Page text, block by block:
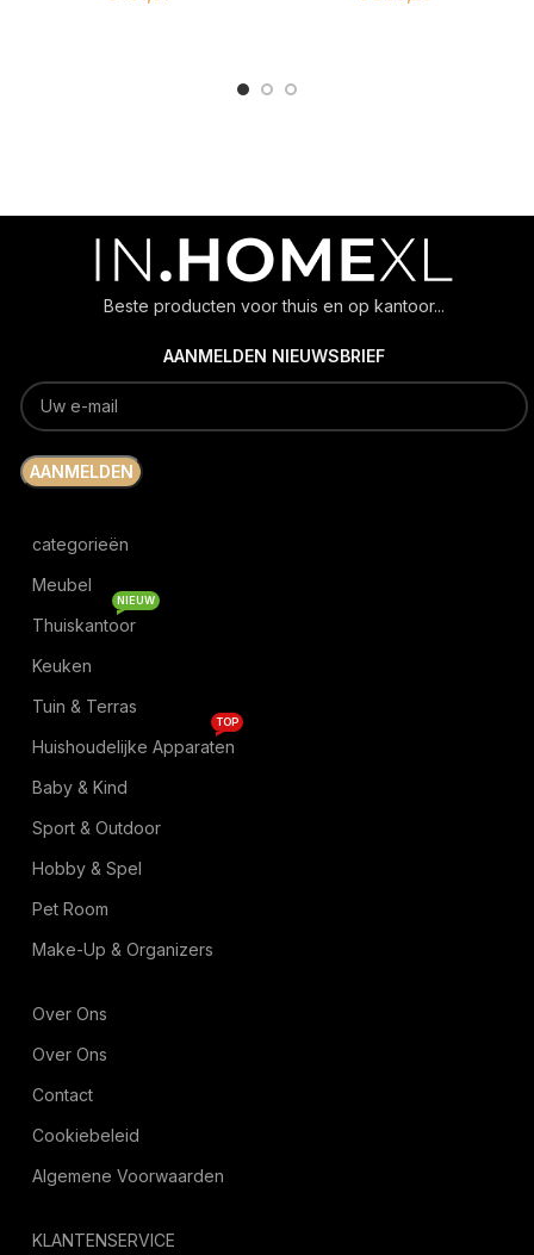
Beste producten voor thuis en op kantoor...
AANMELDEN NIEUWSBRIEF
categorieën
Meubel
Thuiskantoor
NIEUW
Keuken
Tuin & Terras
Huishoudelijke Apparaten
TOP
Baby & Kind
Sport & Outdoor
Hobby & Spel
Pet Room
Make-Up & Organizers
Over Ons
Over Ons
Contact
Cookiebeleid
Algemene Voorwaarden
KLANTENSERVICE